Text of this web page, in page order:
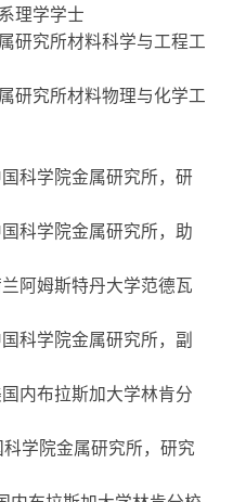
理学学士
研究所材料科学与工程工
研究所材料物理与化学工
科学院金属研究所，研
科学院金属研究所，助
阿姆斯特丹大学范德瓦
科学院金属研究所，副
内布拉斯加大学林肯分
科学院金属研究所，研究